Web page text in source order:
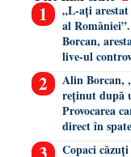
„L-ați
al
Borcan,
live-ul
Alin Borcan,
reținut după
Provocarea
direct în
Copaci